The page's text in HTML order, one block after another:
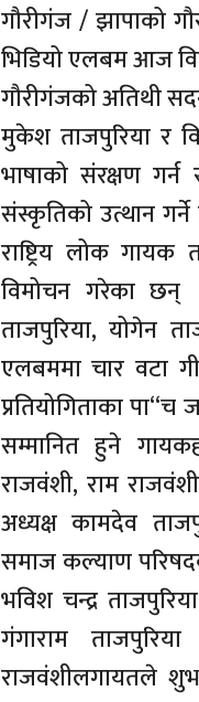
गौरीगंज / झापाको
भिडियो एलबम आज
गौरीगंजको अतिथी
मुकेश ताजपुरिया र
भाषाको संरक्षण
संस्कृतिको उत्थान
राष्ट्रिय लोक गायक
विमोचन गरेका छन्
ताजपुरिया, योगेन
एलबममा चार वटा
प्रतियोगिताका
सम्मानित हुने
राजवंशी, राम
अध्यक्ष कामदेव
समाज कल्याण
भविश चन्द्र
गंगाराम
राजवंशीलगायतले